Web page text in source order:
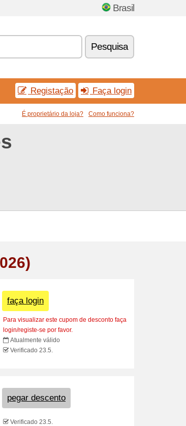
Brasil
Pesquisa
Registação Faça login
É proprietário da loja? Como funciona?
faça login
Para visualizar este cupom de desconto faça
login/registe-se por favor.
Atualmente válido
Verificado 23.5.
pegar descento
Verificado 23.5.